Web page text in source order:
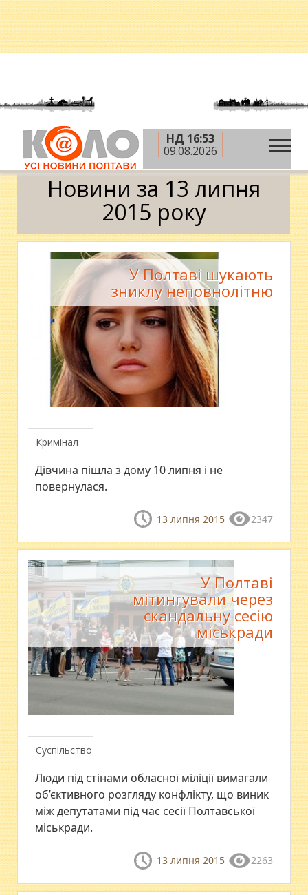
НД 16:53
09.08.2026
Головна » 2015 рік » липень »13 липня
Календар
Новини за 13 липня
2015 року
Кримінал
У Полтаві шукають
зниклу неповнолітню
Дівчина пішла з дому 10 липня і не
повернулася.
13 липня 2015 2347
Суспільство
У Полтаві
мітингували через
скандальну сесію
міськради
Люди під стінами обласної міліції вимагали
об’єктивного розгляду конфлікту, що виник
між депутатами під час сесії Полтавської
міськради.
13 липня 2015 2263